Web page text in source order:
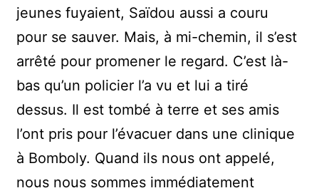
jeunes fuyaient, Saïdou aussi a couru
pour se sauver. Mais, à mi-chemin, il s’est
arrêté pour promener le regard. C’est là-
bas qu’un policier l’a vu et lui a tiré
dessus. Il est tombé à terre et ses amis
l’ont pris pour l’évacuer dans une clinique
à Bomboly. Quand ils nous ont appelé,
nous nous sommes immédiatement